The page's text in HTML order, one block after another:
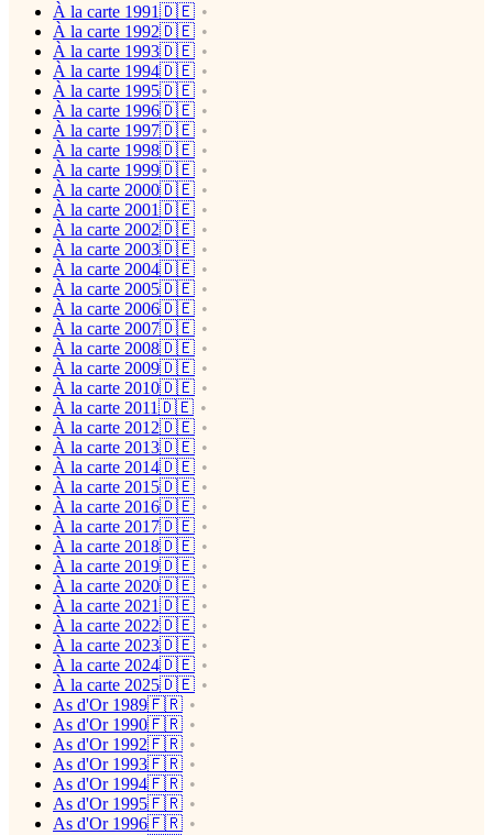
À la carte 1991🇩🇪
À la carte 1992🇩🇪
À la carte 1993🇩🇪
À la carte 1994🇩🇪
À la carte 1995🇩🇪
À la carte 1996🇩🇪
À la carte 1997🇩🇪
À la carte 1998🇩🇪
À la carte 1999🇩🇪
À la carte 2000🇩🇪
À la carte 2001🇩🇪
À la carte 2002🇩🇪
À la carte 2003🇩🇪
À la carte 2004🇩🇪
À la carte 2005🇩🇪
À la carte 2006🇩🇪
À la carte 2007🇩🇪
À la carte 2008🇩🇪
À la carte 2009🇩🇪
À la carte 2010🇩🇪
À la carte 2011🇩🇪
À la carte 2012🇩🇪
À la carte 2013🇩🇪
À la carte 2014🇩🇪
À la carte 2015🇩🇪
À la carte 2016🇩🇪
À la carte 2017🇩🇪
À la carte 2018🇩🇪
À la carte 2019🇩🇪
À la carte 2020🇩🇪
À la carte 2021🇩🇪
À la carte 2022🇩🇪
À la carte 2023🇩🇪
À la carte 2024🇩🇪
À la carte 2025🇩🇪
As d'Or 1989🇫🇷
As d'Or 1990🇫🇷
As d'Or 1992🇫🇷
As d'Or 1993🇫🇷
As d'Or 1994🇫🇷
As d'Or 1995🇫🇷
As d'Or 1996🇫🇷